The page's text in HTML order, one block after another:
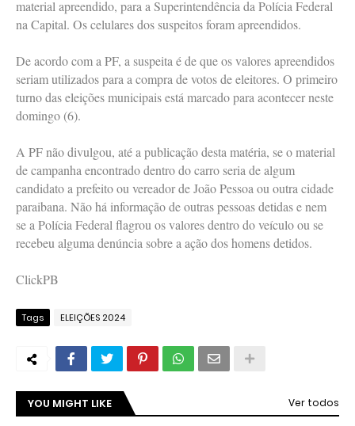
material apreendido, para a Superintendência da Polícia Federal
na Capital. Os celulares dos suspeitos foram apreendidos.
De acordo com a PF, a suspeita é de que os valores apreendidos
seriam utilizados para a compra de votos de eleitores. O primeiro
turno das eleições municipais está marcado para acontecer neste
domingo (6).
A PF não divulgou, até a publicação desta matéria, se o material
de campanha encontrado dentro do carro seria de algum
candidato a prefeito ou vereador de João Pessoa ou outra cidade
paraibana. Não há informação de outras pessoas detidas e nem
se a Polícia Federal flagrou os valores dentro do veículo ou se
recebeu alguma denúncia sobre a ação dos homens detidos.
ClickPB
Tags ELEIÇÕES 2024
YOU MIGHT LIKE Ver todos